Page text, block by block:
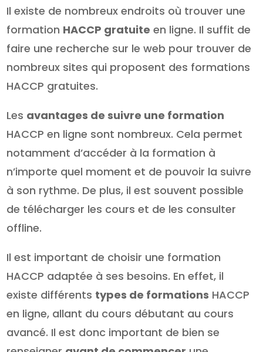
Il existe de nombreux endroits où trouver une
formation HACCP gratuite en ligne. Il suffit de
faire une recherche sur le web pour trouver de
nombreux sites qui proposent des formations
HACCP gratuites.
Les avantages de suivre une formation
HACCP en ligne sont nombreux. Cela permet
notamment d’accéder à la formation à
n’importe quel moment et de pouvoir la suivre
à son rythme. De plus, il est souvent possible
de télécharger les cours et de les consulter
offline.
Il est important de choisir une formation
HACCP adaptée à ses besoins. En effet, il
existe différents types de formations HACCP
en ligne, allant du cours débutant au cours
avancé. Il est donc important de bien se